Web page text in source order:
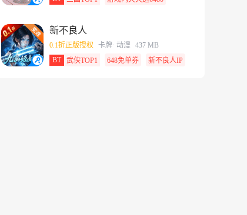
新不良人
0.1折正版授权 卡牌· 动漫
437 MB
BT
武侠TOP1 648免单券 新不良人IP